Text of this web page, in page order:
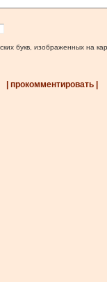
букв, изображенных на
| прокомментировать |